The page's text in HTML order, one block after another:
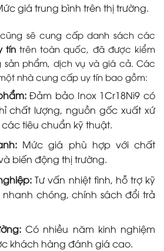
giá trung bình trên thị trường.
sẽ cung cấp danh sách các
tíntrên toàn quốc, đã được kiểm
phẩm, dịch vụ và giá cả. Các
nhà cung cấp uy tín bao gồm:
Đảm bảo Inox 1Cr18Ni9 có
chất lượng, nguồn gốc xuất xứ
tiêu chuẩn kỹ thuật.
Mức giá phù hợp với chất
biến động thị trường.
Tư vấn nhiệt tình, hỗ trợ kỹ
chóng, chính sách đổi trả
Có nhiều năm kinh nghiệm
khách hàng đánh giá cao.